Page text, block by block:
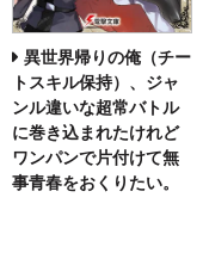
異世界帰りの俺（チー
トスキル保持）、ジャ
ンル違いな超常バトル
に巻き込まれたけれど
ワンパンで片付けて無
事青春をおくりたい。